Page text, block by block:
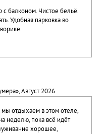
с балконом. Чистое бельё.
Удобная парковка во
», Август 2026
мы отдыхаем в этом отеле,
неделю, пока всё идёт
хорошее,